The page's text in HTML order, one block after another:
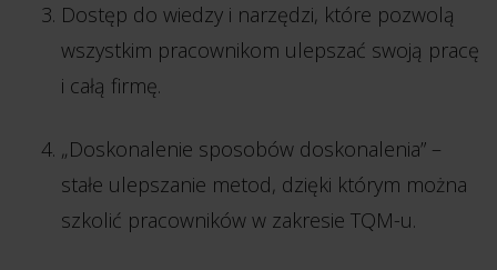
Dostęp do wiedzy i narzędzi, które pozwolą
wszystkim pracownikom ulepszać swoją pracę
i całą firmę.
„Doskonalenie sposobów doskonalenia” –
stałe ulepszanie metod, dzięki którym można
szkolić pracowników w zakresie TQM-u.